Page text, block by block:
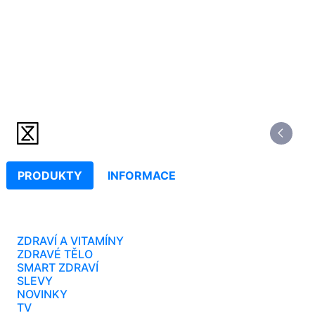
PRODUKTY INFORMACE
ZDRAVÍ A VITAMÍNY
ZDRAVÉ TĚLO
SMART ZDRAVÍ
SLEVY
NOVINKY
TV